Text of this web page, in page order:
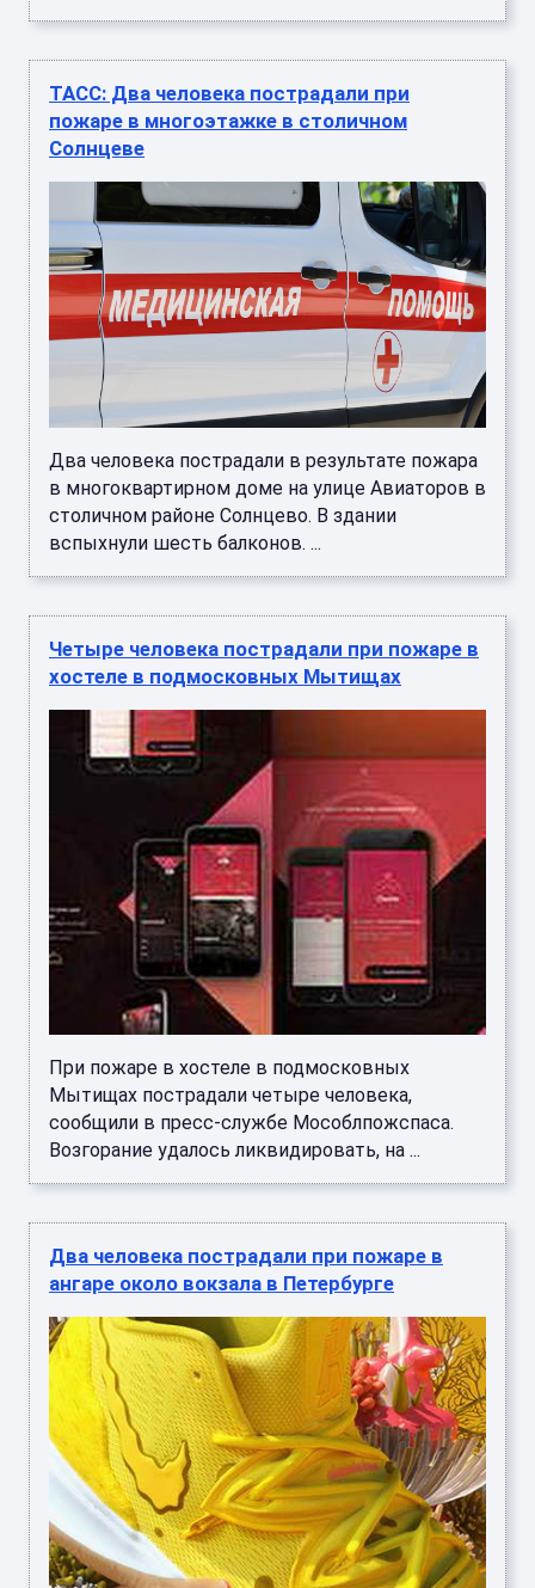
ТАСС: Два человека пострадали при
пожаре в многоэтажке в столичном
Солнцеве
Два человека пострадали в результате пожара
в многоквартирном доме на улице Авиаторов в
столичном районе Солнцево. В здании
вспыхнули шесть балконов. ...
Четыре человека пострадали при пожаре в
хостеле в подмосковных Мытищах
При пожаре в хостеле в подмосковных
Мытищах пострадали четыре человека,
сообщили в пресс-службе Мособлпожспаса.
Возгорание удалось ликвидировать, на ...
Два человека пострадали при пожаре в
ангаре около вокзала в Петербурге